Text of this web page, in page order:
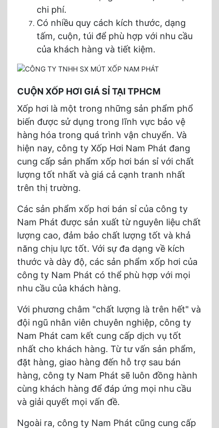
chi phí.
Có nhiều quy cách kích thước, dạng
tấm, cuộn, túi để phù hợp với nhu cầu
của khách hàng và tiết kiệm.
CUỘN XỐP HƠI GIÁ SỈ TẠI TPHCM
Xốp hơi là một trong những sản phẩm phổ
biến được sử dụng trong lĩnh vực bảo vệ
hàng hóa trong quá trình vận chuyển. Và
hiện nay, công ty Xốp Hơi Nam Phát đang
cung cấp sản phẩm xốp hơi bán sỉ với chất
lượng tốt nhất và giá cả cạnh tranh nhất
trên thị trường.
Các sản phẩm xốp hơi bán sỉ của công ty
Nam Phát được sản xuất từ nguyên liệu chất
lượng cao, đảm bảo chất lượng tốt và khả
năng chịu lực tốt. Với sự đa dạng về kích
thước và dày độ, các sản phẩm xốp hơi của
công ty Nam Phát có thể phù hợp với mọi
nhu cầu của khách hàng.
Với phương châm "chất lượng là trên hết" và
đội ngũ nhân viên chuyên nghiệp, công ty
Nam Phát cam kết cung cấp dịch vụ tốt
nhất cho khách hàng. Từ tư vấn sản phẩm,
đặt hàng, giao hàng đến hỗ trợ sau bán
hàng, công ty Nam Phát sẽ luôn đồng hành
cùng khách hàng để đáp ứng mọi nhu cầu
và giải quyết mọi vấn đề.
Ngoài ra, công ty Nam Phát cũng cung cấp